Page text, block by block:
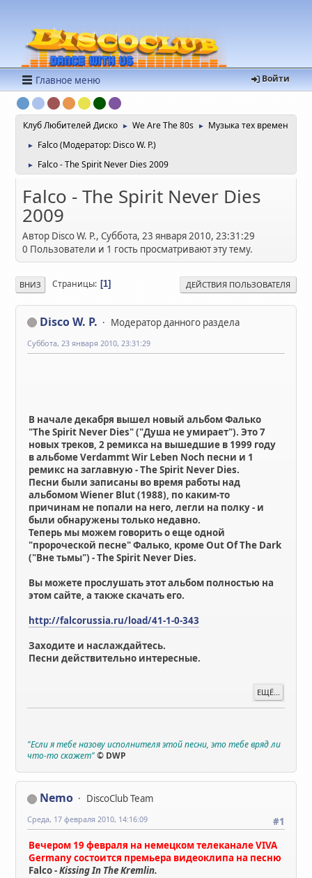
Войти
Главное меню
Клуб Любителей Диско ► We Are The 80s ► Музыка тех времен
► Falco (Модератор: Disco W. P.)
► Falco - The Spirit Never Dies 2009
Falco - The Spirit Never Dies
2009
Автор Disco W. P., Суббота, 23 января 2010, 23:31:29
0 Пользователи и 1 гость просматривают эту тему.
ВНИЗ Страницы 1 ДЕЙСТВИЯ ПОЛЬЗОВАТЕЛЯ
Disco W. P. Модератор данного раздела
Суббота, 23 января 2010, 23:31:29
В начале декабря вышел новый альбом Фалько
"The Spirit Never Dies" ("Душа не умирает"). Это 7
новых треков, 2 ремикса на вышедшие в 1999 году
в альбоме Verdammt Wir Leben Noch песни и 1
ремикс на заглавную - The Spirit Never Dies.
Песни были записаны во время работы над
альбомом Wiener Blut (1988), по каким-то
причинам не попали на него, легли на полку - и
были обнаружены только недавно.
Теперь мы можем говорить о еще одной
"пророческой песне" Фалько, кроме Out Of The Dark
("Вне тьмы") - The Spirit Never Dies.
Вы можете прослушать этот альбом полностью на
этом сайте, а также скачать его.
http://falcorussia.ru/load/41-1-0-343
Заходите и наслаждайтесь.
Песни действительно интересные.
ЕЩЁ...
"Если я тебе назову исполнителя этой песни, это тебе вряд ли
что-то скажет" © DWP
Nemo
DiscoClub Team
#1
Среда, 17 февраля 2010, 14:16:09
Вечером 19 февраля на немецком телеканале VIVA
Germany состоится премьера видеоклипа на песню
Falco -Kissing In The Kremlin.